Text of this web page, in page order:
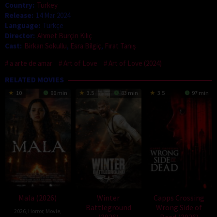
Country: Turkey
Release: 14 Mar 2024
Language: Türkçe
Director: Ahmet Burçin Kılıç
Cast: Birkan Sokullu, Esra Bilgiç, Fırat Tanış
a arte de amar
Art of Love Art of Love (2024)
RELATED MOVIES
10 96 min
Mala (2026)
2026, Horror, Movie,
3.5 83 min
Winter
Battleground
3.5 97 min
Capps Crossing
Wrong Side of